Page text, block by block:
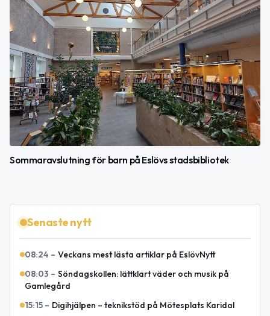
Sommaravslutning för barn på Eslövs stadsbibliotek
Senaste nytt
08:24 – Veckans mest lästa artiklar på EslövNytt
08:03 – Söndagskollen: lättklart väder och musik på
Gamlegård
15:15 – Digihjälpen – teknikstöd på Mötesplats Karidal